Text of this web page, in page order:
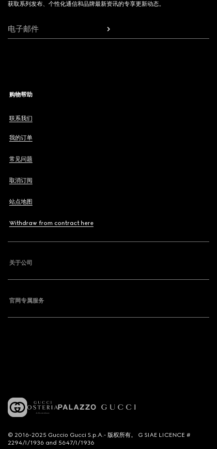
获取系列发布、个性化通信和品牌最新资讯的专享更新动态。
电子邮件
购物帮助
联系我们
我的订单
常见问题
取消订阅
站点地图
Withdraw from contract here
关于公司
官网专属服务
© 2016-2025 Guccio Gucci S.p.A.- 版权所有。 G SIAE LICENCE #
2294/I/1936 and 5647/I/1936